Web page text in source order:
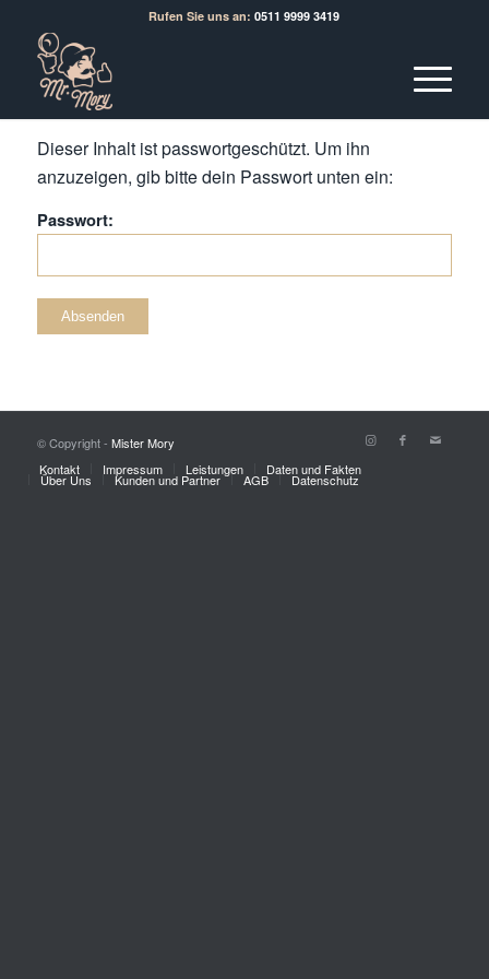
Rufen Sie uns an: 0511 9999 3419
Dieser Inhalt ist passwortgeschützt. Um ihn
anzuzeigen, gib bitte dein Passwort unten ein:
Passwort:
© Copyright - Mister Mory
Kontakt
Impressum Leistungen Daten und Fakten
Über Uns Kunden und Partner AGB Datenschutz